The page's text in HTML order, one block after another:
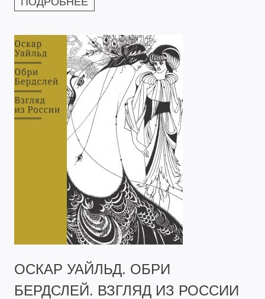
ОСКАР УАЙЛЬД. ОБРИ
БЕРДСЛЕЙ. ВЗГЛЯД ИЗ РОССИИ